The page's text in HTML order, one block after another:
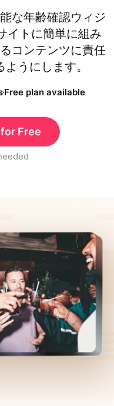
な年齢確認ウィジ
イトに簡単に組み
コンテンツに責任
うにします。
Free plan available
Free